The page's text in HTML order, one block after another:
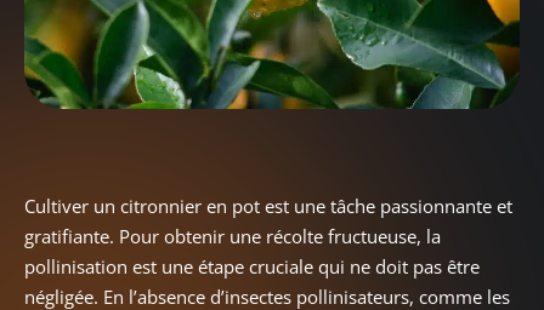
Cultiver un citronnier en pot est une tâche passionnante et
gratifiante. Pour obtenir une récolte fructueuse, la
pollinisation est une étape cruciale qui ne doit pas être
négligée. En l’absence d’insectes pollinisateurs, comme les